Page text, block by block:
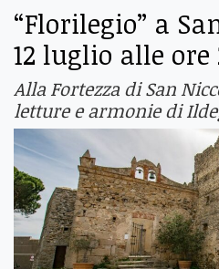
“Florilegio” a
12 luglio alle ore
Alla Fortezza di San
letture e armonie di